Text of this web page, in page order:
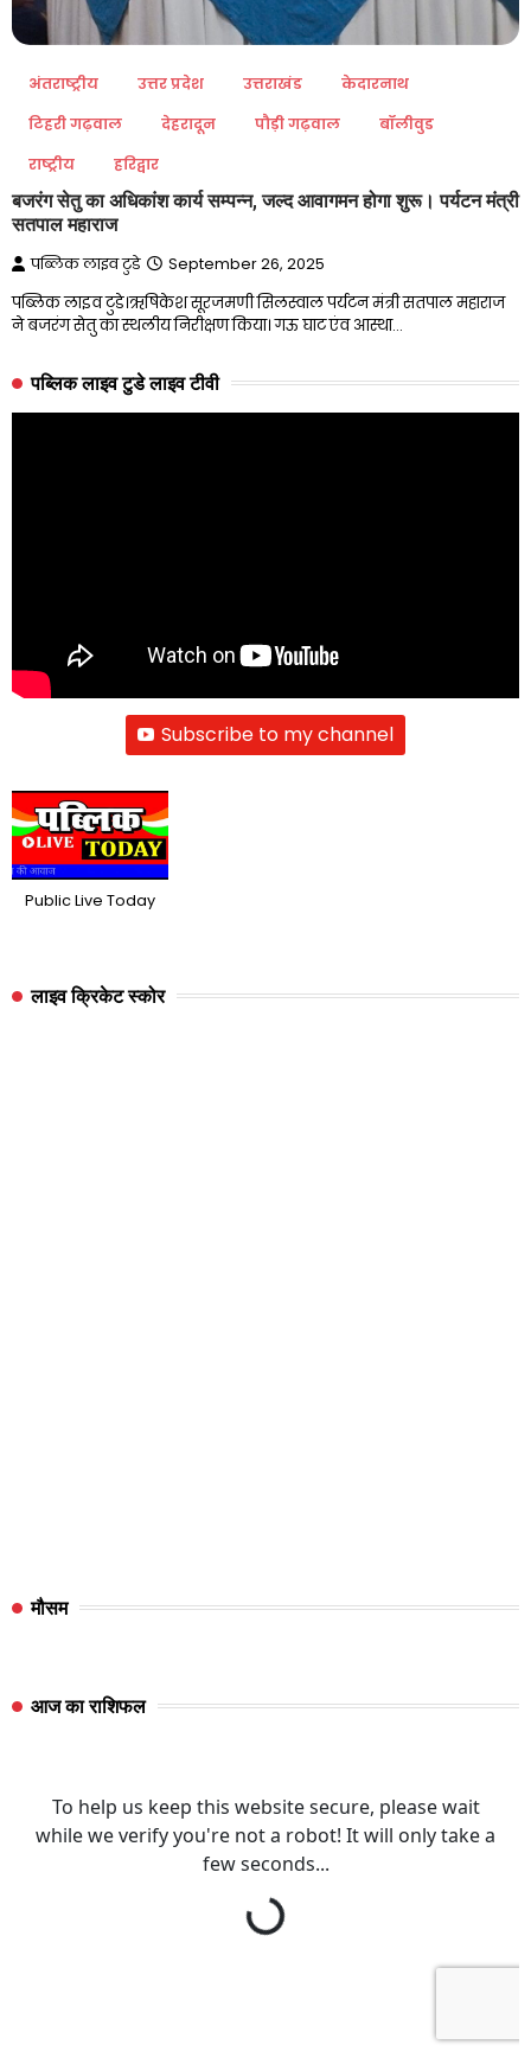
अंतराष्ट्रीय उत्तर प्रदेश उत्तराखंड
केदारनाथ
टिहरी गढ़वाल
देहरादून पौड़ी गढ़वाल
बॉलीवुड
राष्ट्रीय
हरिद्वार
बजरंग सेतु का अधिकांश कार्य सम्पन्न, जल्द आवागमन होगा शुरू। पर्यटन मंत्री
सतपाल महाराज
पब्लिक लाइव टुडे September 26, 2025
पब्लिक लाइव टुडे।ऋषिकेश सूरजमणी सिलस्वाल पर्यटन मंत्री सतपाल महाराज
ने बजरंग सेतु का स्थलीय निरीक्षण किया। गऊ घाट एंव आस्था…
पब्लिक लाइव टुडे लाइव टीवी
Subscribe to my channel
Public Live Today
लाइव क्रिकेट स्कोर
मौसम
आज का राशिफल